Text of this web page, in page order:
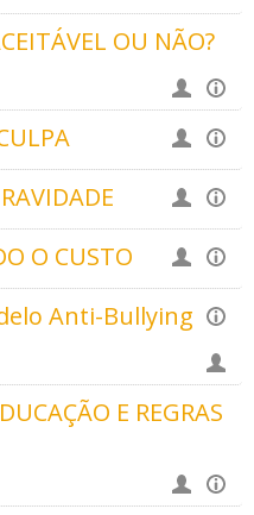
OU NÃO?
O CUSTO
Anti-Bullying
E REGRAS